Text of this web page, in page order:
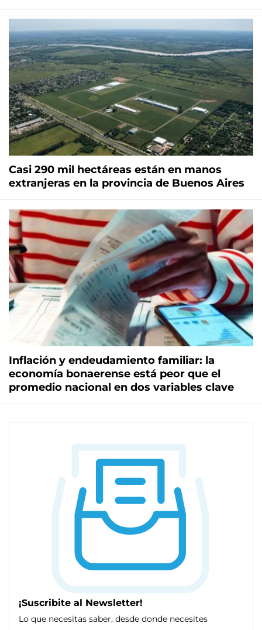
Casi 290 mil hectáreas están en manos
extranjeras en la provincia de Buenos Aires
Inflación y endeudamiento familiar: la
economía bonaerense está peor que el
promedio nacional en dos variables clave
¡Suscribite al Newsletter!
Lo que necesitas saber, desde donde necesites